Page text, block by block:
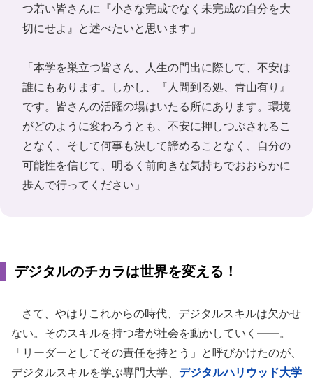
つ若い皆さんに『小さな完成でなく未完成の自分を大
切にせよ』と述べたいと思います」
「本学を巣立つ皆さん、人生の門出に際して、不安は
誰にもあります。しかし、『人間到る処、青山有り』
です。皆さんの活躍の場はいたる所にあります。環境
がどのように変わろうとも、不安に押しつぶされるこ
となく、そして何事も決して諦めることなく、自分の
可能性を信じて、明るく前向きな気持ちでおおらかに
歩んで行ってください」
デジタルのチカラは世界を変える！
さて、やはりこれからの時代、デジタルスキルは欠かせ
ない。そのスキルを持つ者が社会を動かしていく――。
「リーダーとしてその責任を持とう」と呼びかけたのが、
デジタルスキルを学ぶ専門大学、 デジタルハリウッド大学